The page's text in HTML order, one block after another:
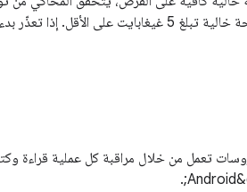
بدء التشغيل، ولا يبدأ التشغيل إلا إذا توفّرت مساحة خالية
تعمل من خلال مراقبة كل عملية قراءة